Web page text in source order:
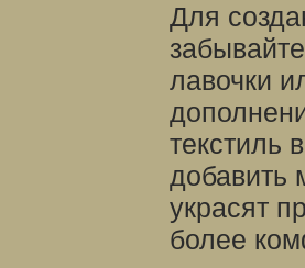
Для
лавочки
текстиль
добавить
украсят
более